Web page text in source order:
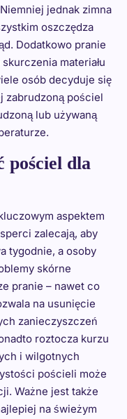
jednak zimna
oszczędza
Dodatkowo pranie
materiału
osób decyduje się
zabrudzoną pościel
lub używaną
pościel dla
aspektem
zalecają, aby
tygodnie, a osoby
skórne
pranie – nawet co
na usunięcie
zanieczyszczeń
roztocza kurzu
i wilgotnych
pościeli może
Ważne jest także
na świeżym